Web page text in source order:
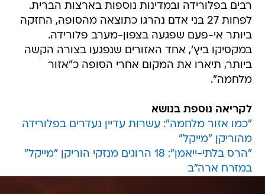
רבים בפלורידה ובמדינות נוספות בארצות הברית.
לפחות 27 בני אדם נהרגו כתוצאה מהסופה, החזקה
ביותר אי-פעם שפגעה בצפון-מערב פלורידה.
במקסיקו ביץ', אחד האזורים שנפגעו בצורה הקשה
ביותר, תיארו את המקום אחרי הסופה כ"אזור
מלחמה".
לקריאה נוספת בנושא
"כמו אזור מלחמה": עשרות עדיין נעדרים בפלורידה
מהוריקן "מייקל"
"הרס בלתי-ייאמן": 18 הרוגים מנזקי הוריקן "מייקל"
במזרח ארה"ב